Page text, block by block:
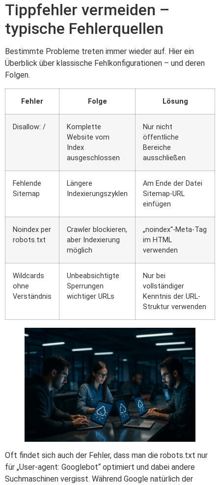
Tippfehler vermeiden –
typische Fehlerquellen
Bestimmte Probleme treten immer wieder auf. Hier ein
Überblick über klassische Fehlkonfigurationen – und deren
Folgen.
Fehler Folge Lösung
Disallow: /
Komplette
Website vom
Index
ausgeschlossen
Nur nicht
öffentliche
Bereiche
ausschließen
Fehlende
Sitemap
Längere
Indexierungszyklen
Am Ende der Datei
Sitemap-URL
einfügen
Noindex per
robots.txt
Crawler blockieren,
aber Indexierung
möglich
„noindex“-Meta-Tag
im HTML
verwenden
Wildcards
ohne
Verständnis
Unbeabsichtigte
Sperrungen
wichtiger URLs
Nur bei
vollständiger
Kenntnis der URL-
Struktur verwenden
Oft findet sich auch der Fehler, dass man die robots.txt nur
für „User-agent: Googlebot“ optimiert und dabei andere
Suchmaschinen vergisst. Während Google natürlich der